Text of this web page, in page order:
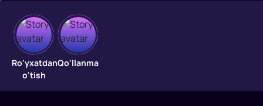
Tuzoqqa
xush
Ro'yxatdan
o'tish
Qo'llanma